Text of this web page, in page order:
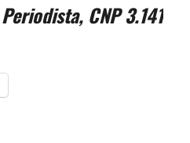
Periodista, CNP 3.141